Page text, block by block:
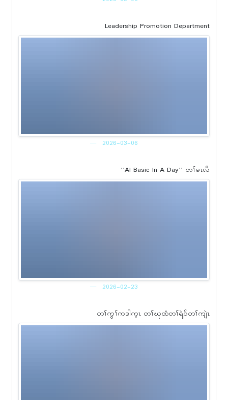
Leadership Promotion Department
2026-03-06
''AI Basic In A Day'' တၢ်မၤလိ
2026-02-23
တၢ်ကွၢ်ကဒါက့ၤ တၢ်ဃုထံတၢ်ရဲၣ်တၢ်ကျဲၤ